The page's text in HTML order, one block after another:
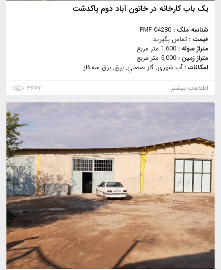
یک باب کارخانه در خاتون آباد دوم پاکدشت
شناسه ملک : PMF-04280
قیمت : تماس بگیرید.
متراژ سوله : 1,600 متر مربع
متراژ زمین : 5,000 متر مربع
امکانات :آب شهری, گاز صنعتي, برق, برق سه فاز
اطلاعات بیشتر
۳۶۷۷